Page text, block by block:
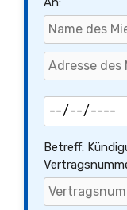
Betreff: